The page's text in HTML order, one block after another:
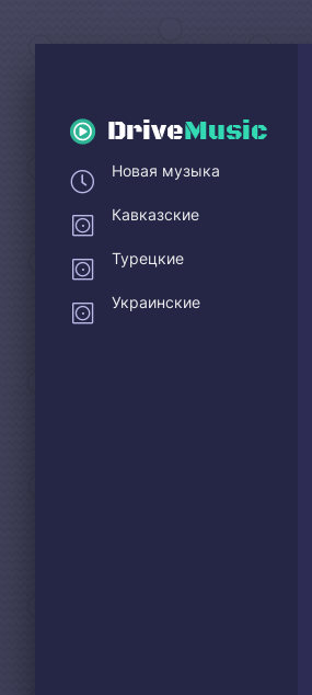
DriveMusic
Новая музыка
Кавказские
Турецкие
Украинские